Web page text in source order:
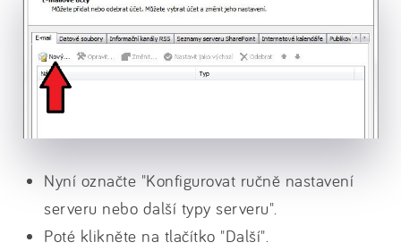
Nyní označte "Konfigurovat ručně nastavení
serveru nebo další typy serveru".
Poté klikněte na tlačítko "Další".